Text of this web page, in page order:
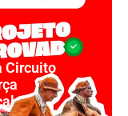
Circuito